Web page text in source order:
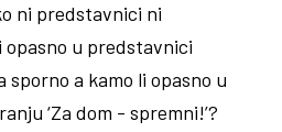
ni predstavnici ni
opasno u predstavnici
a kamo li opasno u
‘Za dom - spremni!’?